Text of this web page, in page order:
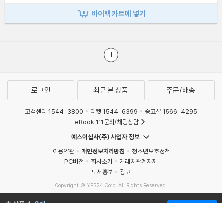
바이백 카트에 넣기
1
로그인 최근 본 상품 주문/배송
고객센터 1544-3800 티켓 1544-6399
중고샵 1566-4295
eBook 1:1문의/채팅상담
예스이십사(주) 사업자 정보
이용약관
개인정보처리방침
청소년보호정책
PC버전
회사소개
거래처관계자께
도서홍보
광고
Copyright © YES24 Corp. All Rights Reserved.
MATOM13